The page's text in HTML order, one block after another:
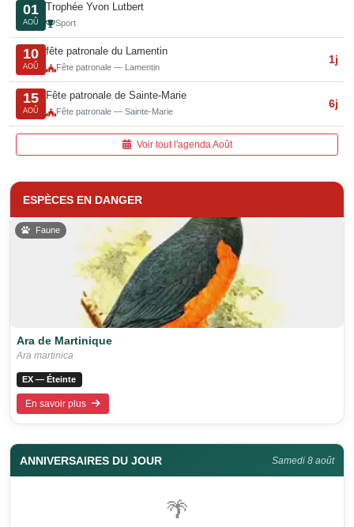
01
AOÛ
Trophée Yvon Lutbert
Sport
10
AOÛ
fête patronale du Lamentin
Fête patronale — Lamentin
1j
15
AOÛ
Fête patronale de Sainte-Marie
Fête patronale — Sainte-Marie
6j
Voir tout l'agenda Août
ESPÈCES EN DANGER
Faune
Ara de Martinique
Ara martinica
EX — Éteinte
En savoir plus
ANNIVERSAIRES DU JOUR Samedi 8 août
🌴